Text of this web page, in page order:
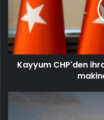
Kayyum CHP'den